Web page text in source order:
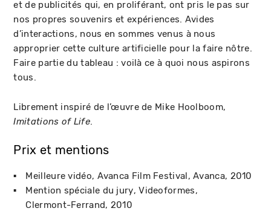
et de publicités qui, en proliférant, ont pris le pas sur
nos propres souvenirs et expériences. Avides
d’interactions, nous en sommes venus à nous
approprier cette culture artificielle pour la faire nôtre.
Faire partie du tableau : voilà ce à quoi nous aspirons
tous.
Librement inspiré de l’œuvre de Mike Hoolboom,
Imitations of Life.
Prix et mentions
Meilleure vidéo Avanca Film Festival Avanca 2010
Mention spéciale du jury Videoformes
Clermont-Ferrand 2010